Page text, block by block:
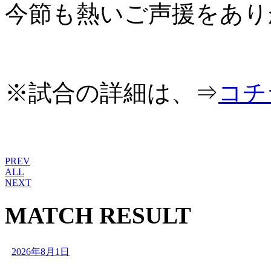
今節も熱いご声援をあ
※試合の詳細は、⇒コ
PREV
ALL
NEXT
MATCH RESULT
2026年8月1日